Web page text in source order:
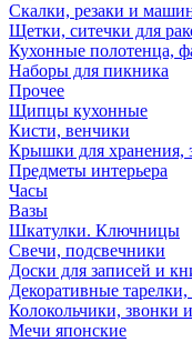
Скалки, резаки и
Щетки, ситечки для
Кухонные полотенца,
Наборы для пикника
Прочее
Щипцы кухонные
Кисти, венчики
Крышки для хранения,
Предметы интерьера
Часы
Вазы
Шкатулки. Ключницы
Свечи, подсвечники
Доски для записей и
Декоративные
Колокольчики, звонки
Мечи японские